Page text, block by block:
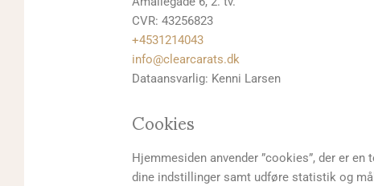
CVR: 43256823
+4531214043
info@clearcarats.dk
Dataansvarlig: Kenni Larsen
Cookies
Hjemmesiden anvender ”cookies”, der er
dine indstillinger samt udføre statistik og